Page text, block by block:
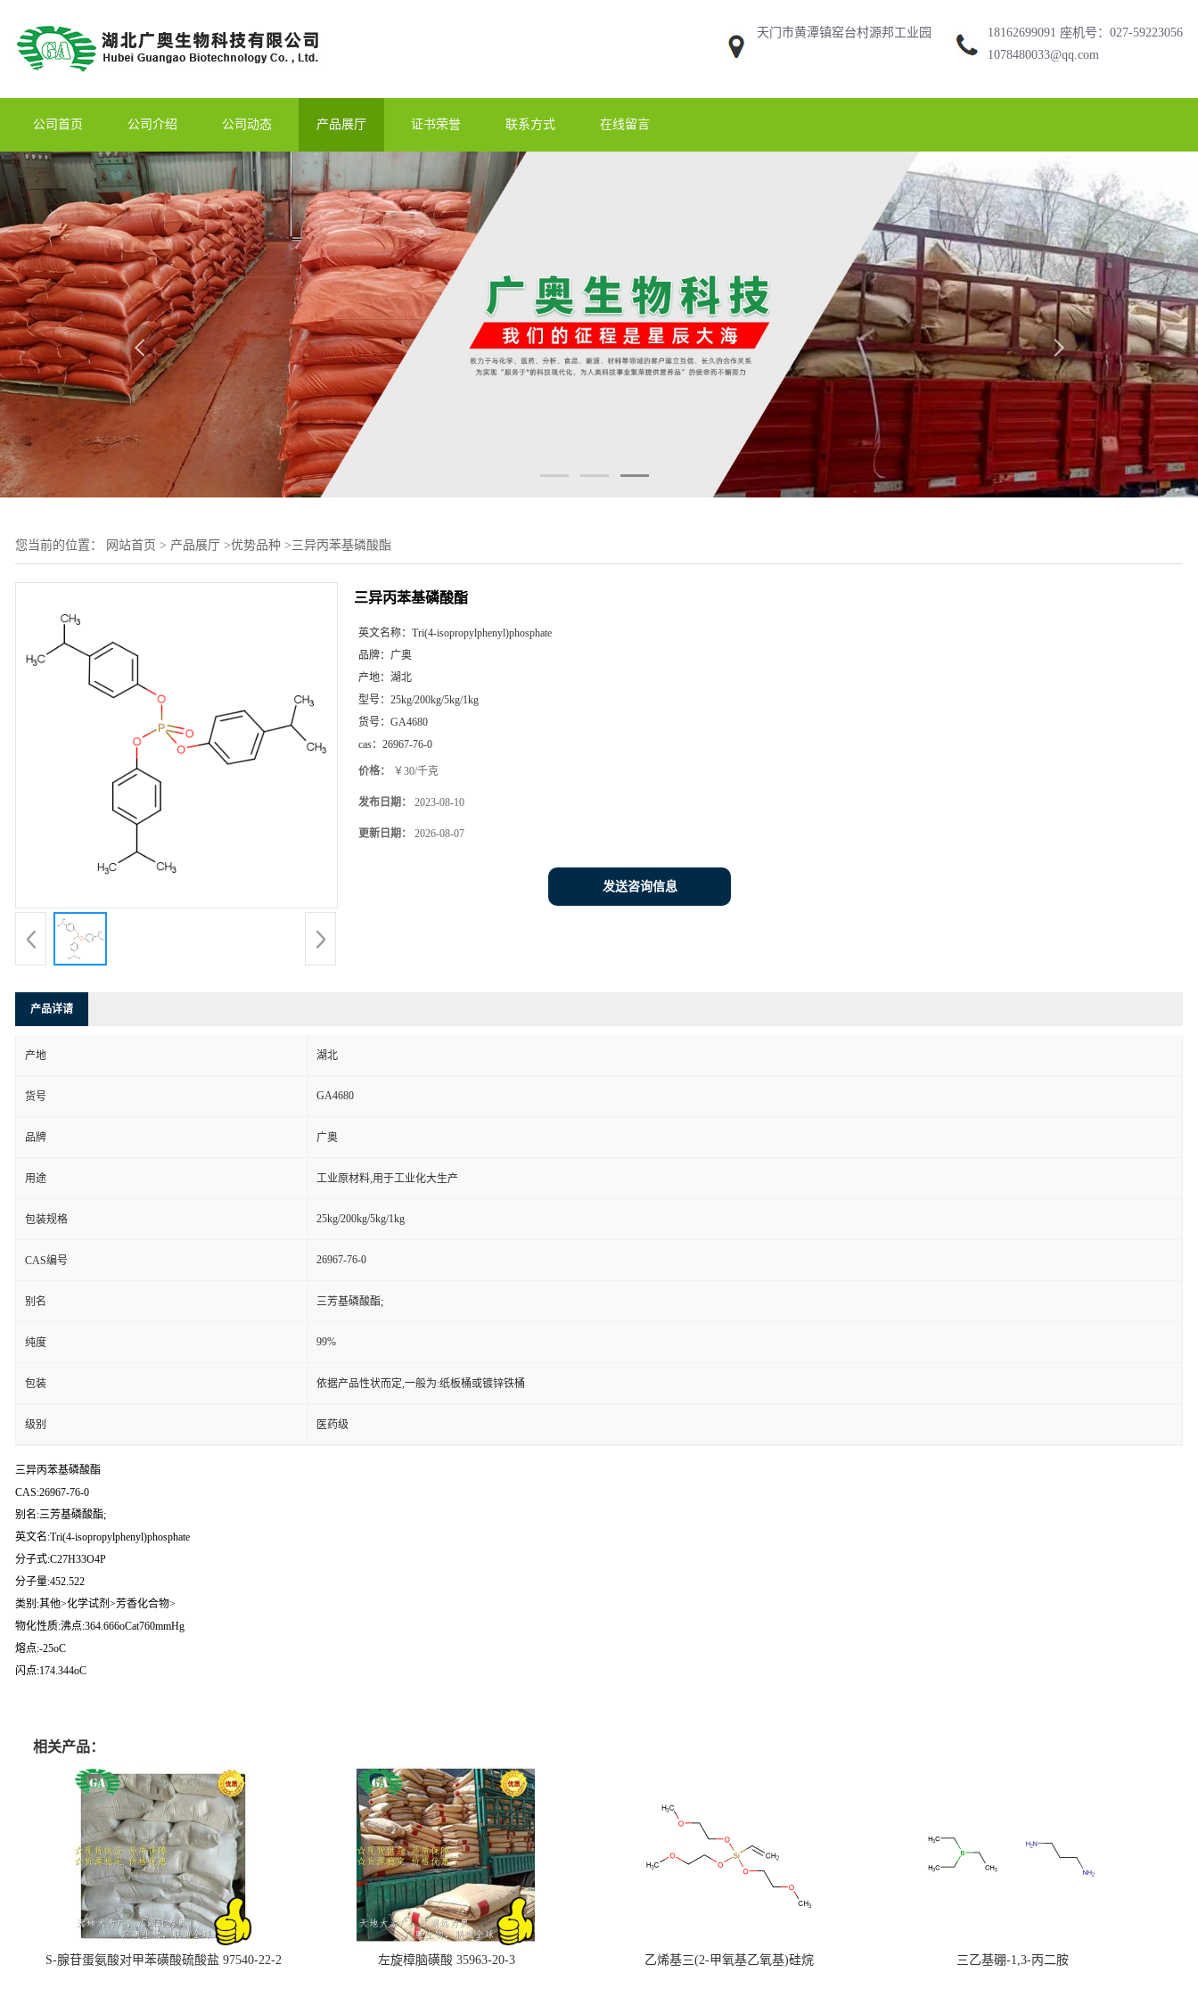
天门市黄潭镇窑台村源邦工业园
18162699091 座机号：027-59223056
1078480033@qq.com
公司首页 公司介绍 公司动态 产品展厅 证书荣誉 联系方式 在线留言
您当前的位置： 网站首页 > 产品展厅 >优势品种 >三异丙苯基磷酸酯
三异丙苯基磷酸酯
英文名称： Tri(4-isopropylphenyl)phosphate
品牌： 广奥
产地： 湖北
型号： 25kg/200kg/5kg/1kg
货号： GA4680
cas： 26967-76-0
价格： ￥30/千克
发布日期： 2023-08-10
更新日期： 2026-08-07
发送咨询信息
产品详请
产地 湖北
货号 GA4680
品牌 广奥
用途 工业原材料,用于工业化大生产
包装规格 25kg/200kg/5kg/1kg
CAS编号 26967-76-0
别名 三芳基磷酸酯;
纯度 99%
包装 依据产品性状而定,一般为:纸板桶或镀锌铁桶
级别 医药级
三异丙苯基磷酸酯
CAS:26967-76-0
别名:三芳基磷酸酯;
英文名:Tri(4-isopropylphenyl)phosphate
分子式:C27H33O4P
分子量:452.522
类别:其他>化学试剂>芳香化合物>
物化性质:沸点:364.666oCat760mmHg
熔点:-25oC
闪点:174.344oC
相关产品：
S-腺苷蛋氨酸对甲苯磺酸硫酸盐 97540-22-2 左旋樟脑磺酸 35963-20-3 乙烯基三(2-甲氧基乙氧基)硅烷 三乙基硼-1,3-丙二胺